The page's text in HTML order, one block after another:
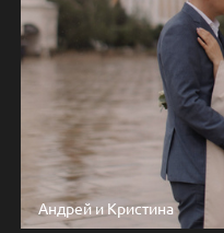
Андрей и Кристина